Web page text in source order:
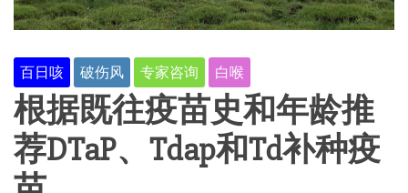
百日咳 破伤风 专家咨询 白喉
根据既往疫苗史和年龄推
荐DTaP、Tdap和Td补种疫